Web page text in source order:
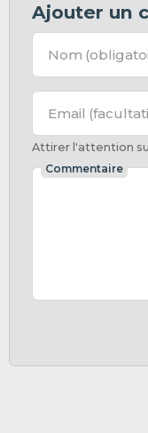
Ajouter un
Nom
Email
Attirer l'attention
Commentaire